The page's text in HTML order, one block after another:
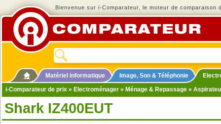
Bienvenue sur i-Comparateur, le moteur de comparaison
Matériel informatique Image, Son & Téléphonie
i-Comparateur de prix » Electroménager » Ménage & Repassage »
Shark IZ400EUT